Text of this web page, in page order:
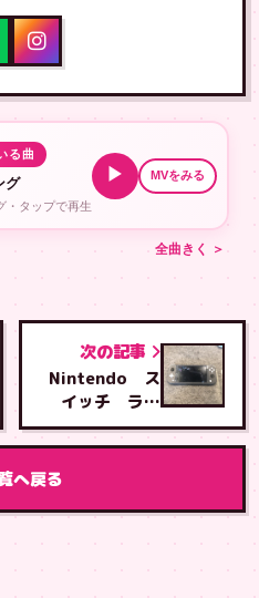
る曲
グ
・タップで再生
▶ MVをみる
全曲きく ＞
へ戻る
次の記事
Nintendo ス
イッチ ライ
ト 右アナログ
スティック交換